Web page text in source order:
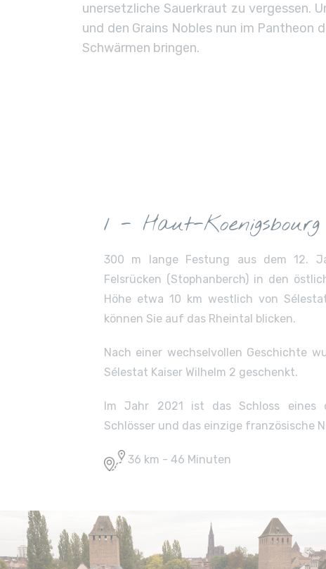
unersetzliche Sauerkraut zu vergessen.
und den Grains Nobles nun im Pantheon
Schwärmen bringen.
1 - Haut-Koenigsbourg
300 m lange Festung aus dem 12.
Felsrücken (Stophanberch) in den
Höhe etwa 10 km westlich von
können Sie auf das Rheintal blicken.
Nach einer wechselvollen Geschichte
Sélestat Kaiser Wilhelm 2 geschenkt.
Im Jahr 2021 ist das Schloss eines
Schlösser und das einzige französische
36 km - 46 Minuten